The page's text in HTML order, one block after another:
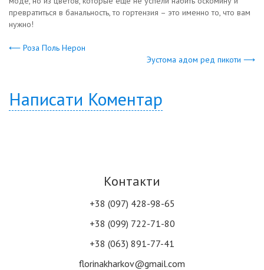
превратиться в банальность, то гортензия – это именно то, что вам
нужно!
⟵ Роза Поль Нерон
Эустома адом ред пикоти ⟶
Написати Коментар
Контакти
+38 (097) 428-98-65
+38 (099) 722-71-80
+38 (063) 891-77-41
florinakharkov@gmail.com